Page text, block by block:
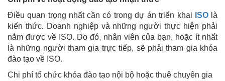
Điều quan trọng nhất cần có trong dự án triển khai ISOlà
kiến ​​thức. Doanh nghiệp và những người thực hiện phải
nắm được về ISO. Do đó, nhân viên của bạn, hoặc ít nhất
là những người tham gia trực tiếp, sẽ phải tham gia khóa
đào tạo về ISO.
Chi phí tổ chức khóa đào tạo nội bộ hoặc thuê chuyên gia